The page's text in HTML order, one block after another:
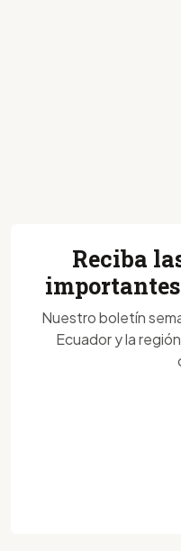
Reciba
Nuestro boletín
Ecuador y la